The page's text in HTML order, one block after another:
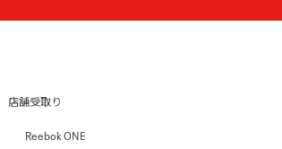
店舗受取り
Reebok ONE